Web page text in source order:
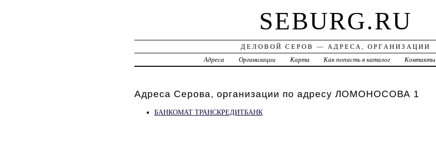
SEBURG.RU
ДЕЛОВОЙ СЕРОВ — АДРЕСА, ОРГАНИЗАЦИИ
Адреса
Организации Карта Как попасть в каталог Контакты
Адреса Серова, организации по адресу ЛОМОНОСОВА 1
БАНКОМАТ ТРАНСКРЕДИТБАНК